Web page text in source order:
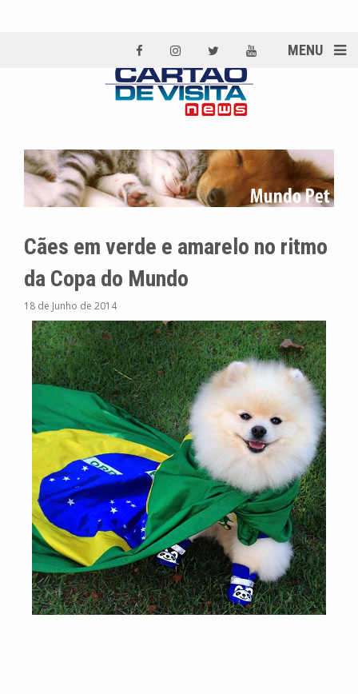
MENU
Cães em verde e amarelo no ritmo
da Copa do Mundo
18 de Junho de 2014